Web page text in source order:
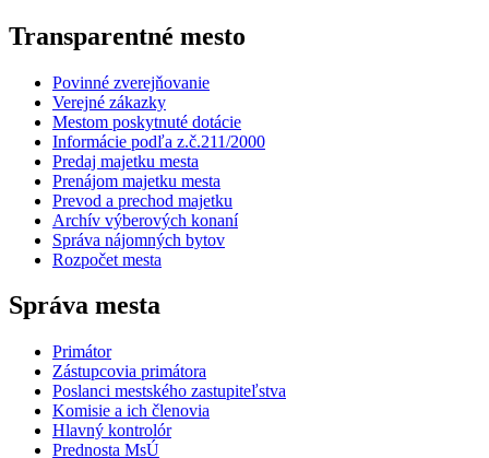
Transparentné mesto
Povinné zverejňovanie
Verejné zákazky
Mestom poskytnuté dotácie
Informácie podľa z.č.211/2000
Predaj majetku mesta
Prenájom majetku mesta
Prevod a prechod majetku
Archív výberových konaní
Správa nájomných bytov
Rozpočet mesta
Správa mesta
Primátor
Zástupcovia primátora
Poslanci mestského zastupiteľstva
Komisie a ich členovia
Hlavný kontrolór
Prednosta MsÚ